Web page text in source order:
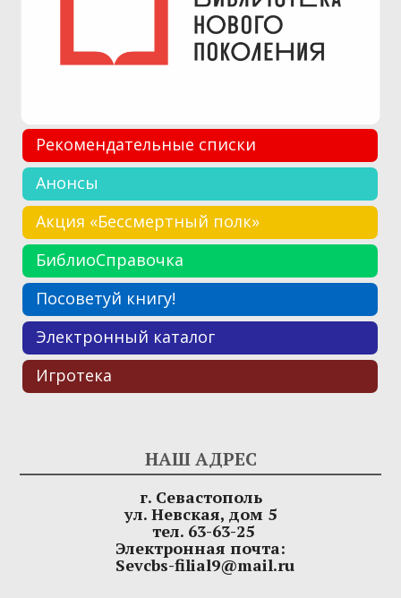
Рекомендательные списки
Анонсы
Акция «Бессмертный полк»
БиблиоСправочка
Посоветуй книгу!
Электронный каталог
Игротека
НАШ АДРЕС
г. Севастополь
ул. Невская, дом 5
тел. 63-63-25
Электронная почта:
Sevcbs-filial9@mail.ru